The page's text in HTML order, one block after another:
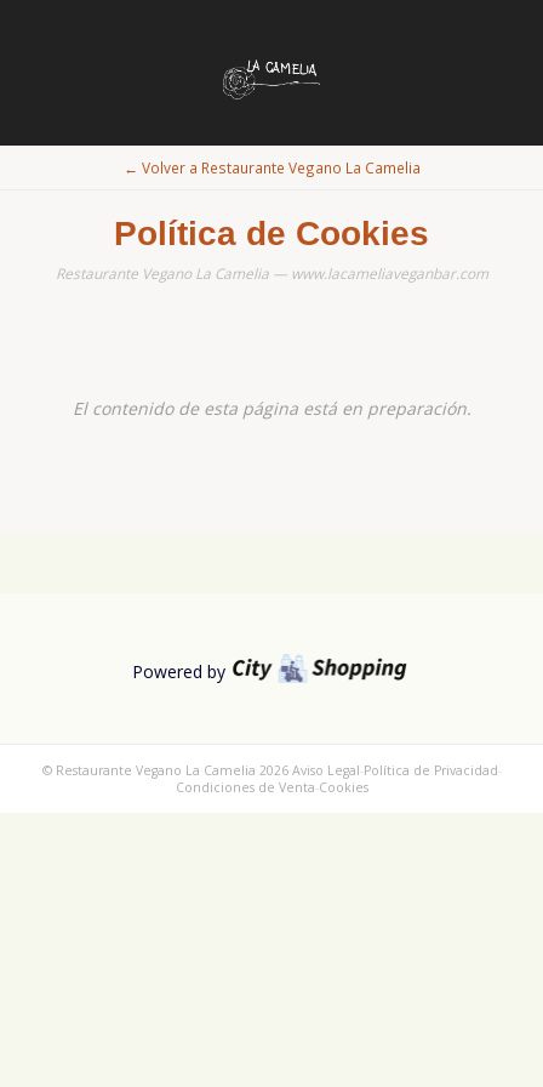
← Volver a Restaurante Vegano La Camelia
Política de Cookies
Restaurante Vegano La Camelia — www.lacameliaveganbar.com
El contenido de esta página está en preparación.
Powered by
© Restaurante Vegano La Camelia 2026· Aviso Legal-Política de Privacidad-
Condiciones de Venta-Cookies